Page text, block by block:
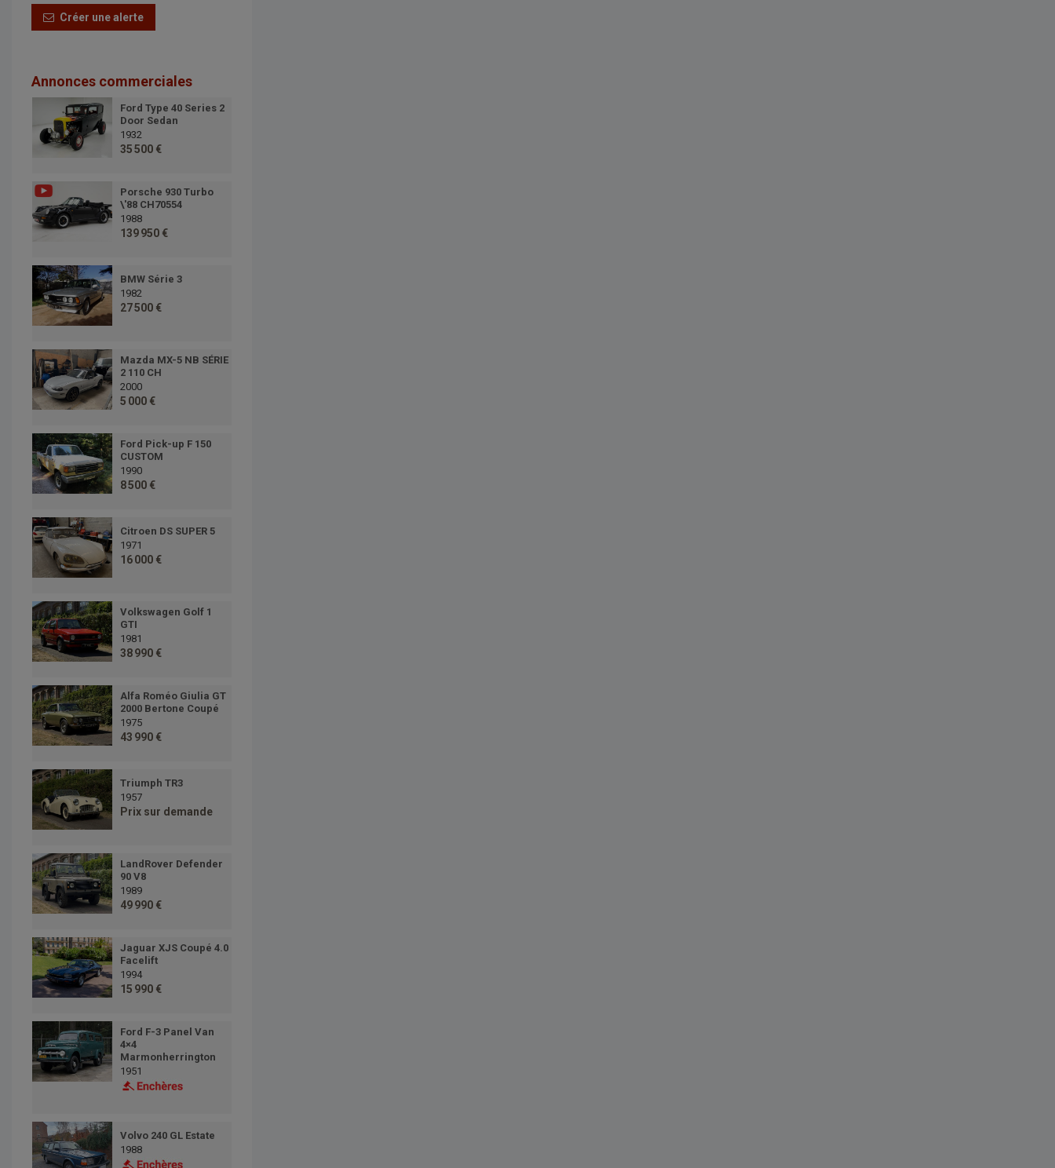
Créer une alerte
Annonces commerciales
Ford Type 40 Series 2
Door Sedan
1932
35 500 €
Porsche 930 Turbo
\'88 CH70554
1988
139 950 €
BMW Série 3
1982
27 500 €
Mazda MX-5 NB SÉRIE
2 110 CH
2000
5 000 €
Ford Pick-up F 150
CUSTOM
1990
8 500 €
Citroen DS SUPER 5
1971
16 000 €
Volkswagen Golf 1
GTI
1981
38 990 €
Alfa Roméo Giulia GT
2000 Bertone Coupé
1975
43 990 €
Triumph TR3
1957
Prix sur demande
LandRover Defender
90 V8
1989
49 990 €
Jaguar XJS Coupé 4.0
Facelift
1994
15 990 €
Ford F-3 Panel Van
4×4
Marmonherrington
1951
Volvo 240 GL Estate
1988